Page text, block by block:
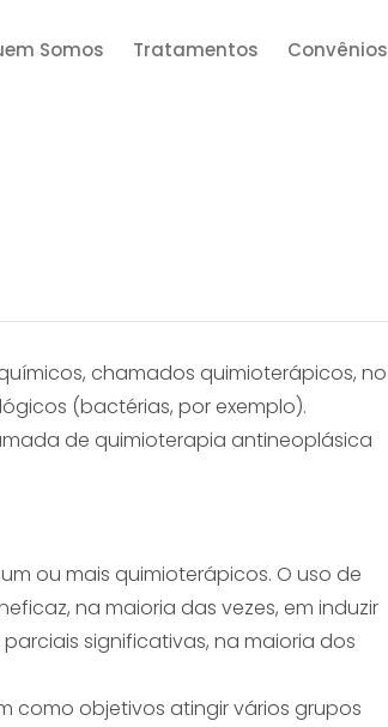
Somos Tratamentos Convênios
chamados quimioterápicos, no
(bactérias, por exemplo).
de quimioterapia antineoplásica
ou mais quimioterápicos. O uso de
na maioria das vezes, em induzir
significativas, na maioria dos
como objetivos atingir vários grupos